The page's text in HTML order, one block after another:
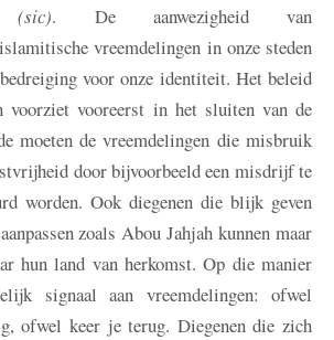
(sic). De aanwezigheid van
vreemdelingen in onze steden
voor onze identiteit. Het beleid
voorziet vooreerst in het sluiten van de
moeten de vreemdelingen die misbruik
door bijvoorbeeld een misdrijf te
worden. Ook diegenen die blijk geven
zoals Abou Jahjah kunnen maar
hun land van herkomst. Op die manier
signaal aan vreemdelingen: ofwel
ofwel keer je terug. Diegenen die zich